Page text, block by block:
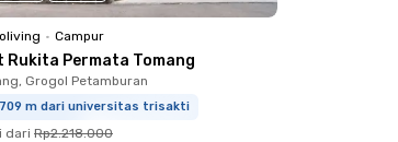
• Campur
Rukita Permata Tomang
Grogol Petamburan
709 m dari universitas trisakti
dari Rp2.218.000